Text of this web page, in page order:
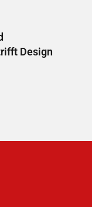
Bootssperrholz:
und